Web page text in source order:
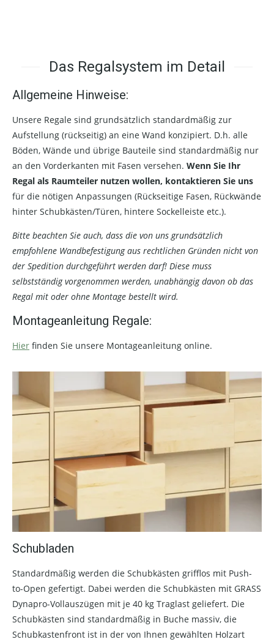
Das Regalsystem im Detail
Allgemeine Hinweise:
Unsere Regale sind grundsätzlich standardmäßig zur
Aufstellung (rückseitig) an eine Wand konzipiert. D.h. alle
Böden, Wände und übrige Bauteile sind standardmäßig nur
an den Vorderkanten mit Fasen versehen. Wenn Sie Ihr
Regal als Raumteiler nutzen wollen, kontaktieren Sie uns
für die nötigen Anpassungen (Rückseitige Fasen, Rückwände
hinter Schubkästen/Türen, hintere Sockelleiste etc.).
Bitte beachten Sie auch, dass die von uns grundsätzlich
empfohlene Wandbefestigung aus rechtlichen Gründen nicht von
der Spedition durchgeführt werden darf! Diese muss
selbstständig vorgenommen werden, unabhängig davon ob das
Regal mit oder ohne Montage bestellt wird.
Montageanleitung Regale:
Hier finden Sie unsere Montageanleitung online.
Schubladen
Standardmäßig werden die Schubkästen grifflos mit Push-
to-Open gefertigt. Dabei werden die Schubkästen mit GRASS
Dynapro-Vollauszügen mit je 40 kg Traglast geliefert. Die
Schubkästen sind standardmäßig in Buche massiv, die
Schubkastenfront ist in der von Ihnen gewählten Holzart